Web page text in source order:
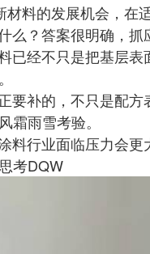
料的发展机会，在适
？答案很明确，抓
经不只是把基层表
补的，不只是配方
霜雨雪考验。
行业面临压力会更
考DQW